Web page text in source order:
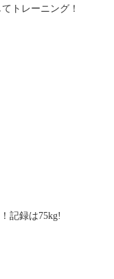
トレーニング！
記録は75kg!